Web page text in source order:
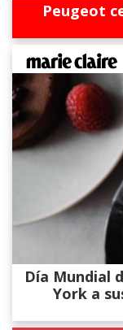
Peugeot
Día Mundial
York a